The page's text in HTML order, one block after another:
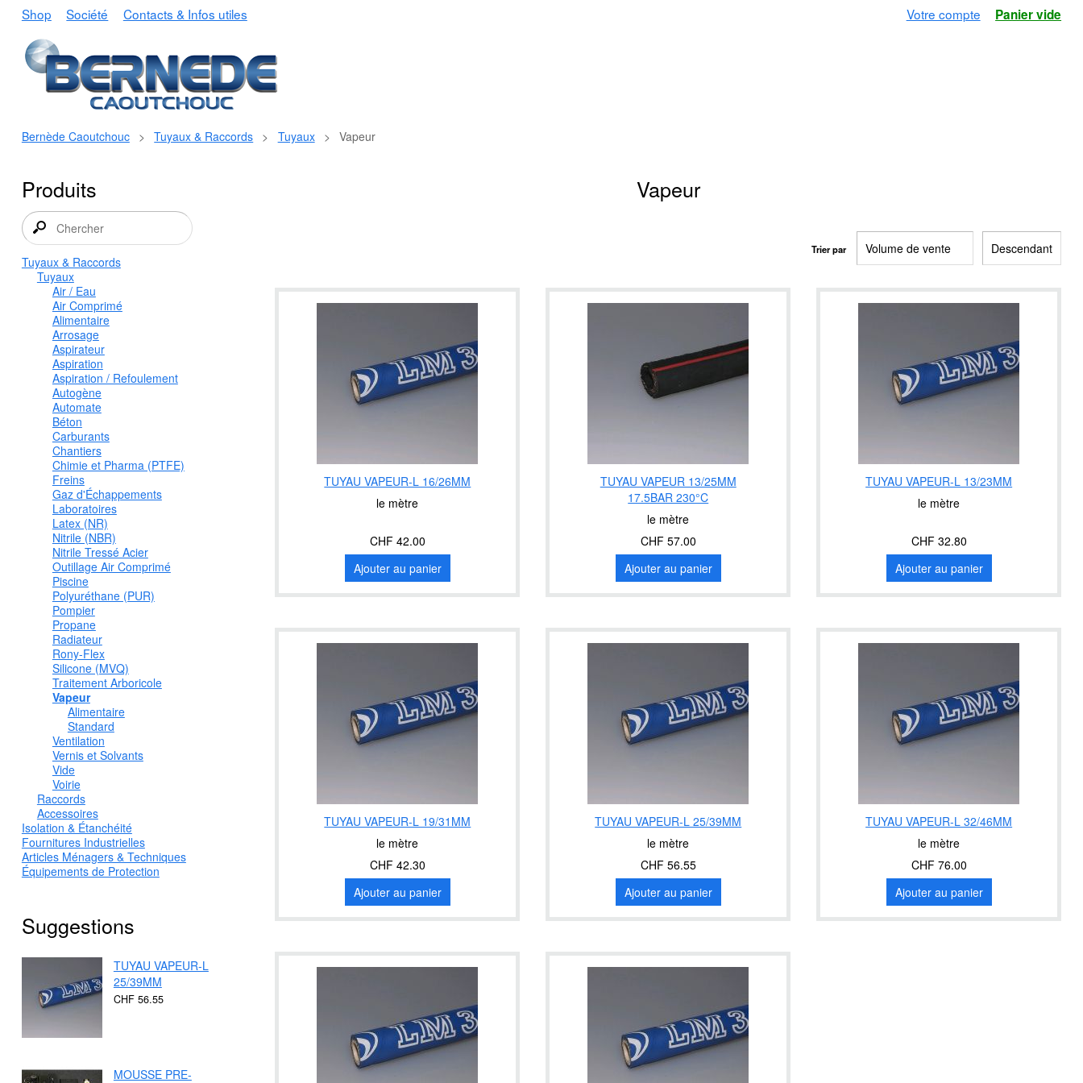
Shop Société Contacts & Infos utiles Votre compte Panier vide
Bernède Caoutchouc > Tuyaux & Raccords > Tuyaux > Vapeur
Produits
Tuyaux & Raccords
Tuyaux
Air / Eau
Air Comprimé
Alimentaire
Arrosage
Aspirateur
Aspiration
Aspiration / Refoulement
Autogène
Automate
Béton
Carburants
Chantiers
Chimie et Pharma (PTFE)
Freins
Gaz d'Échappements
Laboratoires
Latex (NR)
Nitrile (NBR)
Nitrile Tressé Acier
Outillage Air Comprimé
Piscine
Polyuréthane (PUR)
Pompier
Propane
Radiateur
Rony-Flex
Silicone (MVQ)
Traitement Arboricole
Vapeur
Alimentaire
Standard
Ventilation
Vernis et Solvants
Vide
Voirie
Raccords
Accessoires
Isolation & Étanchéité
Fournitures Industrielles
Articles Ménagers & Techniques
Équipements de Protection
Suggestions
TUYAU VAPEUR-L
25/39MM
CHF 56.55
MOUSSE PRE-
Vapeur
Trier par
TUYAU VAPEUR-L 16/26MM
le mètre
CHF 42.00
Ajouter au panier
TUYAU VAPEUR 13/25MM
17.5BAR 230°C
le mètre
CHF 57.00
Ajouter au panier
TUYAU VAPEUR-L 13/23MM
le mètre
CHF 32.80
Ajouter au panier
TUYAU VAPEUR-L 19/31MM
le mètre
CHF 42.30
Ajouter au panier
TUYAU VAPEUR-L 25/39MM
le mètre
CHF 56.55
Ajouter au panier
TUYAU VAPEUR-L 32/46MM
le mètre
CHF 76.00
Ajouter au panier